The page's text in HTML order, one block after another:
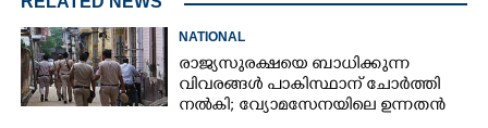
NATIONAL
രാജ്യസുരക്ഷയെ ബാധിക്കുന്ന
വിവരങ്ങൾ പാകിസ്ഥാന് ചോ‌ർത്തി
നൽകി; വ്യോമസേനയിലെ ഉന്നതൻ